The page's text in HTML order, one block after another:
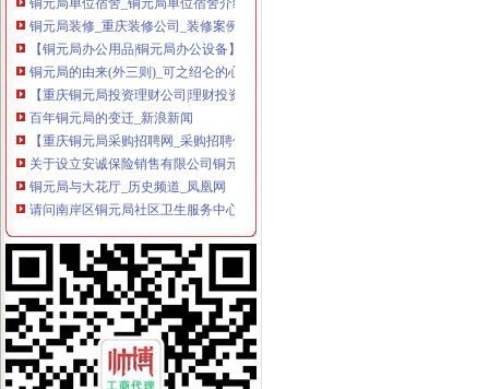
铜元局装修_重庆装修公司_装修案例
【铜元局办公用品|铜元局办公设备】-今题铜元局办公用品网
铜元局的由来(外三则)_可之绍仑的心语森林_新浪博客
【重庆铜元局投资理财公司|理财投资产品】-重庆赶集网
百年铜元局的变迁_新浪新闻
【重庆铜元局采购招聘网_采购招聘信息】-重庆智联招聘
关于设立安诚保险销售有限公司铜元局营业部等2家分支机构的批复-
铜元局与大花厅_历史频道_凤凰网
请问南岸区铜元局社区卫生服务中心何时搬迁？_重庆市公开信箱
重庆市国土资源和房屋管理局
铜元局赋(图)_网易新闻
南岸区铜元局监管办开展全国食品安全宣周活动
【重庆铜元局审计验资|公司注册验资|注册公司验资】-重庆赶集网
【重庆铜元局行政经理招聘网_行政经理招聘信息】-重庆智联招聘
关于中国邮政储蓄银行有限责任公司重庆南岸区铜元局支行等10家机构
重庆铜元局公司保洁|重庆铜元局办公用品保洁-重庆比拉网
【重庆铜元局商务办公家具公司|办公家具厂|办公家具定做】-重庆赶集网